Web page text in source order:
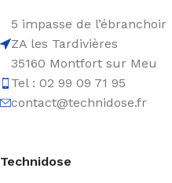
5 impasse de l’ébranchoir
ZA les Tardivières
35160 Montfort sur Meu
Tel : 02 99 09 71 95
contact@technidose.fr
Technidose